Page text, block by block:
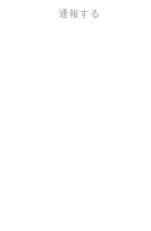
通報する